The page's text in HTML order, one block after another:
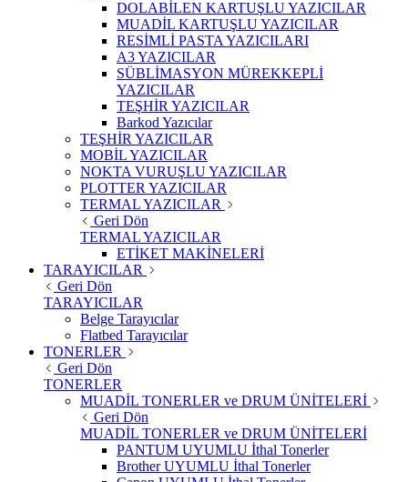
DOLABİLEN KARTUŞLU YAZICILAR
MUADİL KARTUŞLU YAZICILAR
RESİMLİ PASTA YAZICILARI
A3 YAZICILAR
SÜBLİMASYON MÜREKKEPLİ
YAZICILAR
TEŞHİR YAZICILAR
Barkod Yazıcılar
TEŞHİR YAZICILAR
MOBİL YAZICILAR
NOKTA VURUŞLU YAZICILAR
PLOTTER YAZICILAR
TERMAL YAZICILAR
Geri Dön
TERMAL YAZICILAR
ETİKET MAKİNELERİ
TARAYICILAR
Geri Dön
TARAYICILAR
Belge Tarayıcılar
Flatbed Tarayıcılar
TONERLER
Geri Dön
TONERLER
MUADİL TONERLER ve DRUM ÜNİTELERİ
Geri Dön
MUADİL TONERLER ve DRUM ÜNİTELERİ
PANTUM UYUMLU İthal Tonerler
Brother UYUMLU İthal Tonerler